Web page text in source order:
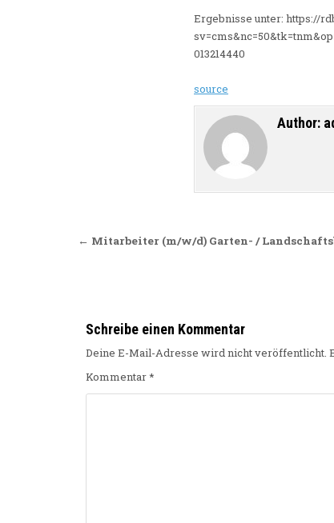
Ergebnisse unter: https://
013214440
source
Author:
Beitragsnavigation
← Mitarbeiter (m/w/d) Garten- /
Schreibe einen Kommentar
Deine E-Mail-Adresse wird nicht veröffentlicht.
Kommentar*